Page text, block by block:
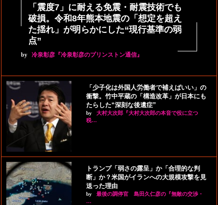
「震度7」に耐える免震・耐震技術でも
破損。令和8年熊本地震の「想定を超え
た揺れ」が明らかにした“現行基準の弱
点”
by 冷泉彰彦『冷泉彰彦のプリンストン通信』
「少子化は外国人労働者で補えばいい」の
衝撃。竹中平蔵の「構造改革」が日本にも
たらした“深刻な後遺症”
by
大村大次郎『大村大次郎の本音で役に立つ
税…
トランプ「弱さの露呈」か「合理的な判
断」か？米国がイランへの大規模攻撃を見
送った理由
by
最後の調停官 島田久仁彦の『無敵の交渉・
…